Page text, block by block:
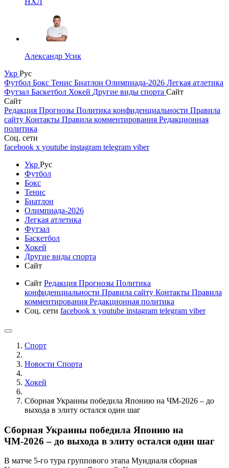
Александр Усик
Укр Рус
Футбол Бокс Тенис Биатлон Олимпиада-2026 Легкая атлетика
Футзал Баскетбол Хокей Другие виды спорта Сайт
Сайт
Редакция Прогнозы Политика конфиденциальности Правила
сайту Контакты Правила комментирования Редакционная
политика
Соц. сети
facebook x youtube instagram telegram viber
Укр Рус
Футбол
Бокс
Тенис
Биатлон
Олимпиада-2026
Легкая атлетика
Футзал
Баскетбол
Хокей
Другие виды спорта
Сайт
Сайт Редакция Прогнозы Политика
конфиденциальности Правила сайту Контакты Правила
комментирования Редакционная политика
Соц. сети facebook x youtube instagram telegram viber
Спорт
Новости Cпорта
Хокей
Сборная Украины победила Японию на ЧМ-2026 – до
выхода в элиту остался один шаг
Сборная Украины победила Японию на
ЧМ-2026 – до выхода в элиту остался один шаг
В матче 5-го тура группового этапа Мундиаля сборная